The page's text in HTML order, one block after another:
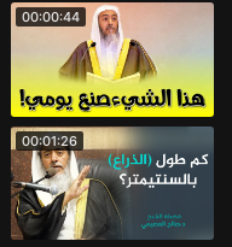
00:00:44
00:01:26